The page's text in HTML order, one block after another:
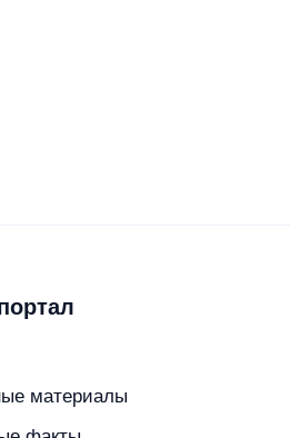
материалы